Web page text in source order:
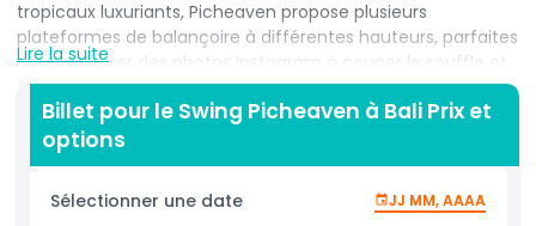
tropicaux luxuriants, Picheaven propose plusieurs
plateformes de balançoire à différentes hauteurs, parfaites
pour capturer des photos Instagram à couper le souffle et
des vues panoramiques sur les vallées verdoyantes d'Ubud.
Votre billet inclut les transferts aller-retour depuis l'hôtel
depuis des zones clés telles qu'Ubud, Seminyak et Canggu,
garantissant une excursion d'une journée à Bali sans souci.
À l'arrivée, des guides professionnels vous équiperont d'un
harnais de sécurité et vous donneront un briefing complet,
Lire la suite
Billet pour le Swing Picheaven à Bali Prix et
options
Sélectionner une date JJ MM, AAAA